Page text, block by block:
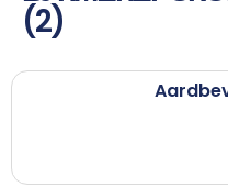
(2)